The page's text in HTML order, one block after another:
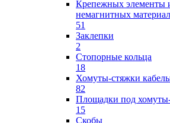
Крепежных элементы
немагнитных
51
Заклепки
2
Стопорные кольца
18
Хомуты-стяжки
82
Площадки под
15
Скобы